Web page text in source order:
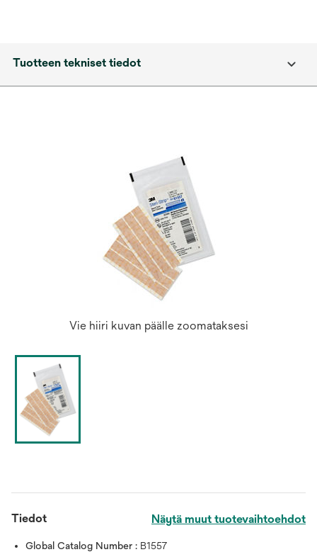
Tuotteen tekniset tiedot
Vie hiiri kuvan päälle zoomataksesi
Tiedot Näytä muut tuotevaihtoehdot
Global Catalog Number : B1557